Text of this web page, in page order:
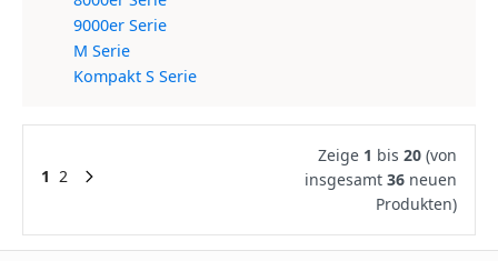
9000er Serie
M Serie
Kompakt S Serie
1 2
Zeige 1 bis 20 (von
insgesamt 36 neuen
Produkten)